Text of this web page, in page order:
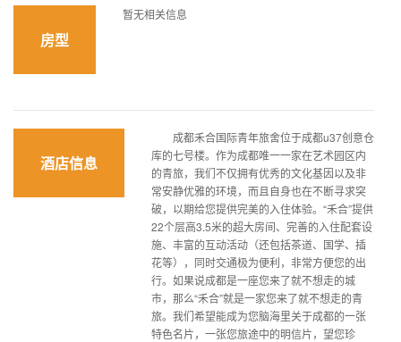
房型
暂无相关信息
酒店信息
成都禾合国际青年旅舍位于成都u37创意仓
库的七号楼。作为成都唯一一家在艺术园区内
的青旅，我们不仅拥有优秀的文化基因以及非
常安静优雅的环境，而且自身也在不断寻求突
破，以期给您提供完美的入住体验。“禾合”提供
22个层高3.5米的超大房间、完善的入住配套设
施、丰富的互动活动（还包括茶道、国学、插
花等），同时交通极为便利，非常方便您的出
行。如果说成都是一座您来了就不想走的城
市，那么“禾合”就是一家您来了就不想走的青
旅。我们希望能成为您脑海里关于成都的一张
特色名片，一张您旅途中的明信片，望您珍